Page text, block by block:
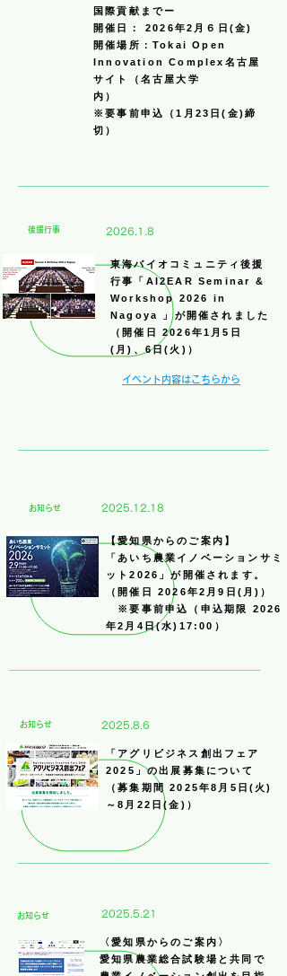
国際貢献までー
開催日： 2026年2月６日(金)
開催場所：Tokai Open
Innovation Complex ​名古屋
サイト（名古屋大学
内）
​※要事前申込（1月23日(金)締
切）
​後援行事​ 2026.1.8
東海バイオコミュニティ後援
行事
「AI2EAR Seminar &
Workshop 2026 in
Nagoya 」が開催されました
（開催日 2026年1月5日
(月)、6日(火) ）
​イベント内容はこちらから
​お知らせ 2025.12.18
【愛知県からのご案内】
「あいち農業イノベーションサミ
ット2026」が開催されます。
（開催日 2026年2月9日(月)）
※要事前申込（申込期限 2026
年2月4日(水)17:00）
​お知らせ 2025.8.6
「アグリビジネス創出フェア
2025」の出展募集について
（募集期間 2025年8月5日(火)
～8月22日(金)）
​お知らせ 2025.5.21
〈愛知県からのご案内〉
愛知県農業総合試験場と共同で